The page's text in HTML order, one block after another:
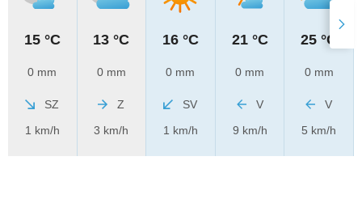
15 °C
0 mm
SZ
1 km/h
13 °C
0 mm
Z
3 km/h
16 °C
0 mm
SV
1 km/h
21 °C
0 mm
V
9 km/h
25 °C
0 mm
V
5 km/h